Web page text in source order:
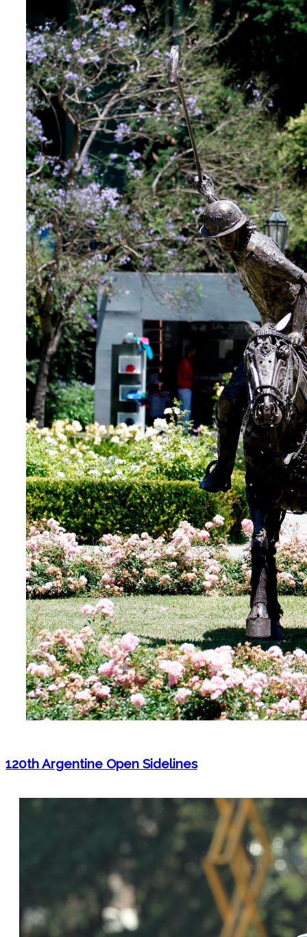
120th Argentine Open Sidelines